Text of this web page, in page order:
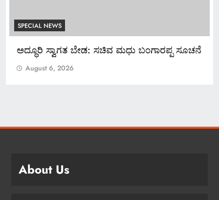
ಸೂಚನೆ
*ಬ್ಯಾಂಕ್ ಸಿಬ್ಬಂದಿಯಿಂದಲೇ ನಕಲಿ ಚಿನ್ನ
ಕೋಟಿ ರೂ. ವಂಚನೆ!*
About Us